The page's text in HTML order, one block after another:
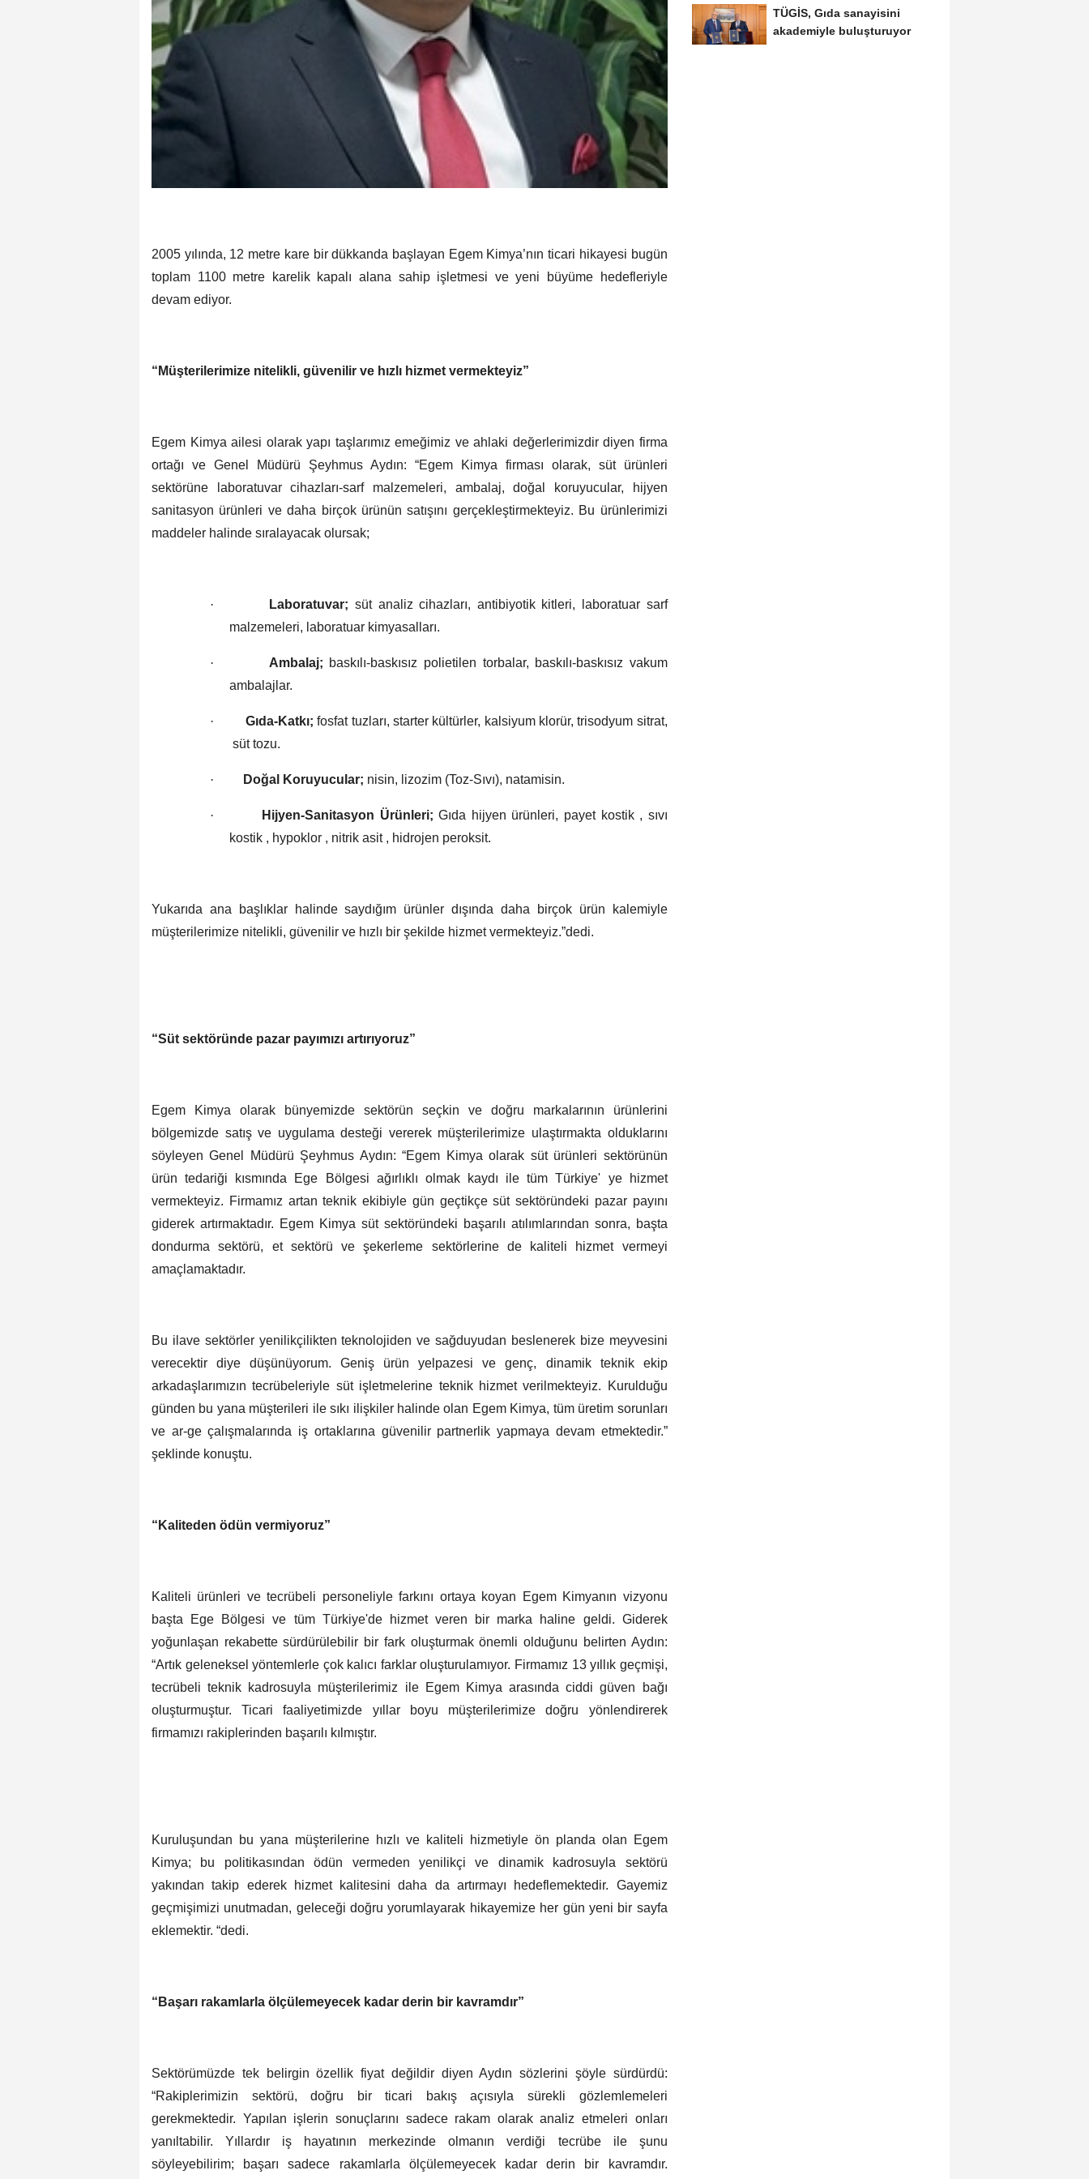
2005 yılında, 12 metre kare bir dükkanda başlayan Egem Kimya’nın ticari hikayesi bugün
toplam 1100 metre karelik kapalı alana sahip işletmesi ve yeni büyüme hedefleriyle
devam ediyor.
“Müşterilerimize nitelikli, güvenilir ve hızlı hizmet vermekteyiz”
Egem Kimya ailesi olarak yapı taşlarımız emeğimiz ve ahlaki değerlerimizdir diyen firma
ortağı ve Genel Müdürü Şeyhmus Aydın: “Egem Kimya firması olarak, süt ürünleri
sektörüne laboratuvar cihazları-sarf malzemeleri, ambalaj, doğal koruyucular, hijyen
sanitasyon ürünleri ve daha birçok ürünün satışını gerçekleştirmekteyiz. Bu ürünlerimizi
maddeler halinde sıralayacak olursak;
· Laboratuvar; süt analiz cihazları, antibiyotik kitleri, laboratuar sarf
malzemeleri, laboratuar kimyasalları.
· Ambalaj; baskılı-baskısız polietilen torbalar, baskılı-baskısız vakum
ambalajlar.
· Gıda-Katkı; fosfat tuzları, starter kültürler, kalsiyum klorür, trisodyum sitrat,
süt tozu.
· Doğal Koruyucular; nisin, lizozim (Toz-Sıvı), natamisin.
· Hijyen-Sanitasyon Ürünleri; Gıda hijyen ürünleri, payet kostik , sıvı
kostik , hypoklor , nitrik asit , hidrojen peroksit.
Yukarıda ana başlıklar halinde saydığım ürünler dışında daha birçok ürün kalemiyle
müşterilerimize nitelikli, güvenilir ve hızlı bir şekilde hizmet vermekteyiz.”dedi.
“Süt sektöründe pazar payımızı artırıyoruz”
Egem Kimya olarak bünyemizde sektörün seçkin ve doğru markalarının ürünlerini
bölgemizde satış ve uygulama desteği vererek müşterilerimize ulaştırmakta olduklarını
söyleyen Genel Müdürü Şeyhmus Aydın: “Egem Kimya olarak süt ürünleri sektörünün
ürün tedariği kısmında Ege Bölgesi ağırlıklı olmak kaydı ile tüm Türkiye' ye hizmet
vermekteyiz. Firmamız artan teknik ekibiyle gün geçtikçe süt sektöründeki pazar payını
giderek artırmaktadır. Egem Kimya süt sektöründeki başarılı atılımlarından sonra, başta
dondurma sektörü, et sektörü ve şekerleme sektörlerine de kaliteli hizmet vermeyi
amaçlamaktadır.
Bu ilave sektörler yenilikçilikten teknolojiden ve sağduyudan beslenerek bize meyvesini
verecektir diye düşünüyorum. Geniş ürün yelpazesi ve genç, dinamik teknik ekip
arkadaşlarımızın tecrübeleriyle süt işletmelerine teknik hizmet verilmekteyiz. Kurulduğu
günden bu yana müşterileri ile sıkı ilişkiler halinde olan Egem Kimya, tüm üretim sorunları
ve ar-ge çalışmalarında iş ortaklarına güvenilir partnerlik yapmaya devam etmektedir.”
şeklinde konuştu.
“Kaliteden ödün vermiyoruz”
Kaliteli ürünleri ve tecrübeli personeliyle farkını ortaya koyan Egem Kimyanın vizyonu
başta Ege Bölgesi ve tüm Türkiye'de hizmet veren bir marka haline geldi. Giderek
yoğunlaşan rekabette sürdürülebilir bir fark oluşturmak önemli olduğunu belirten Aydın:
“Artık geleneksel yöntemlerle çok kalıcı farklar oluşturulamıyor. Firmamız 13 yıllık geçmişi,
tecrübeli teknik kadrosuyla müşterilerimiz ile Egem Kimya arasında ciddi güven bağı
oluşturmuştur. Ticari faaliyetimizde yıllar boyu müşterilerimize doğru yönlendirerek
firmamızı rakiplerinden başarılı kılmıştır.
Kuruluşundan bu yana müşterilerine hızlı ve kaliteli hizmetiyle ön planda olan Egem
Kimya; bu politikasından ödün vermeden yenilikçi ve dinamik kadrosuyla sektörü
yakından takip ederek hizmet kalitesini daha da artırmayı hedeflemektedir. Gayemiz
geçmişimizi unutmadan, geleceği doğru yorumlayarak hikayemize her gün yeni bir sayfa
eklemektir. “dedi.
“Başarı rakamlarla ölçülemeyecek kadar derin bir kavramdır”
Sektörümüzde tek belirgin özellik fiyat değildir diyen Aydın sözlerini şöyle sürdürdü:
“Rakiplerimizin sektörü, doğru bir ticari bakış açısıyla sürekli gözlemlemeleri
gerekmektedir. Yapılan işlerin sonuçlarını sadece rakam olarak analiz etmeleri onları
yanıltabilir. Yıllardır iş hayatının merkezinde olmanın verdiği tecrübe ile şunu
söyleyebilirim; başarı sadece rakamlarla ölçülemeyecek kadar derin bir kavramdır.
TÜGİS, Gıda sanayisini
akademiyle buluşturuyor